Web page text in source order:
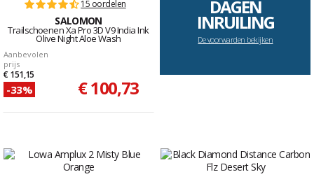
15 oordelen
SALOMON
Trailschoenen Xa Pro 3D V9 India Ink
Olive Night Aloe Wash
Aanbevolen
prijs
€ 151,15
-33% € 100,73
DAGEN
INRUILING
De voorwarden bekijken